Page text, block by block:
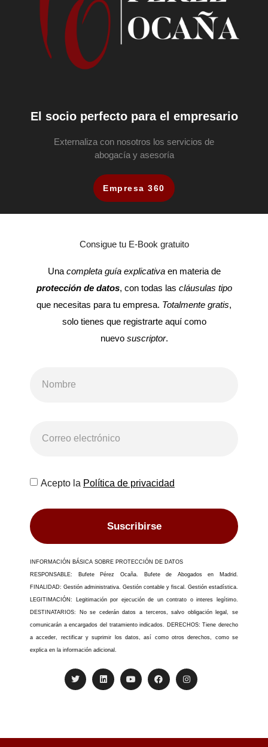
El socio perfecto para el empresario
Externaliza con nosotros los servicios de
abogacía y asesoría
Empresa 360
Consigue tu E-Book gratuito
Una completa guía explicativaen materia de
protección de datos, con todas las cláusulas tipo
que necesitas para tu empresa. Totalmente gratis,
solo tienes que registrarte aquí como
nuevo suscriptor.
Acepto la Política de privacidad
Suscribirse
INFORMACIÓN BÁSICA SOBRE PROTECCIÓN DE DATOS
RESPONSABLE: Bufete Pérez Ocaña. Bufete de Abogados en Madrid.
FINALIDAD: Gestión administrativa. Gestión contable y fiscal. Gestión estadística.
LEGITIMACIÓN: Legitimación por ejecución de un contrato o interes legítimo.
DESTINATARIOS: No se cederán datos a terceros, salvo obligación legal, se
comunicarán a encargados del tratamiento indicados. DERECHOS: Tiene derecho
a acceder, rectificar y suprimir los datos, así como otros derechos, como se
explica en la información adicional.